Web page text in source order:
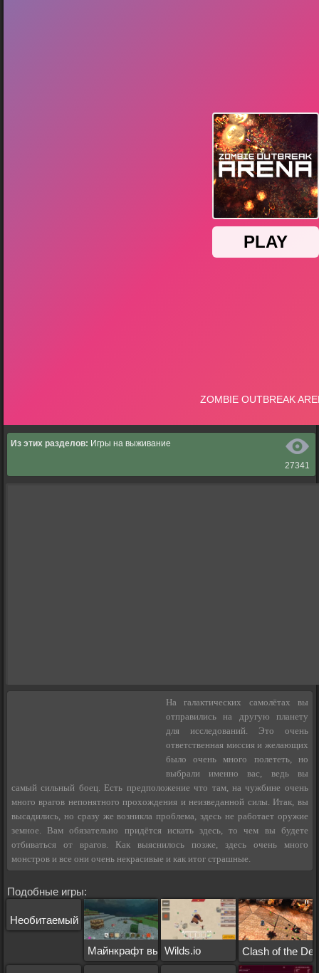
27341
Из этих разделов: Игры на выживание
На галактических самолётах вы
отправились на другую планету
для исследований. Это очень
ответственная миссия и желающих
было очень много полететь, но
выбрали именно вас, ведь вы
самый сильный боец. Есть предположение что там, на чужбине очень
много врагов непонятного прохождения и неизведанной силы. Итак, вы
высадились, но сразу же возникла проблема, здесь не работает оружие
земное. Вам обязательно придётся искать здесь, то чем вы будете
отбиваться от врагов. Как выяснилось позже, здесь очень много
монстров и все они очень некрасивые и как итог страшные.
Подобные игры:
Необитаемый остров
Майнкрафт выживание
Wilds.io Clash of the